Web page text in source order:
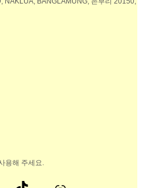
용해 주세요.